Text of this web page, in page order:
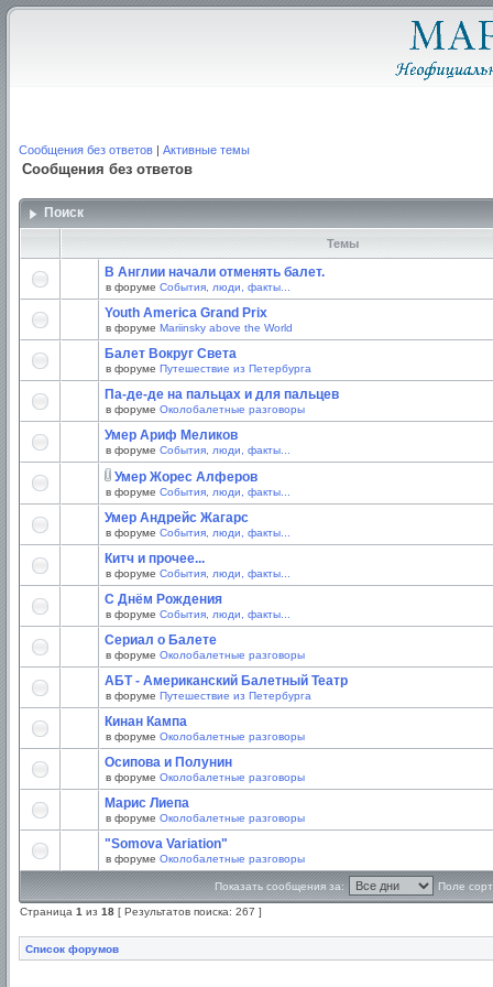
Сообщения без ответов | Активные темы
Сообщения без ответов
Поиск
Темы
В Англии начали отменять балет.
в форуме События, люди, факты...
Youth America Grand Prix
в форуме Mariinsky above the World
Балет Вокруг Света
в форуме Путешествие из Петербурга
Па-де-де на пальцах и для пальцев
в форуме Околобалетные разговоры
Умер Ариф Меликов
в форуме События, люди, факты...
Умер Жорес Алферов
в форуме События, люди, факты...
Умер Андрейс Жагарс
в форуме События, люди, факты...
Китч и прочее...
в форуме События, люди, факты...
С Днём Рождения
в форуме События, люди, факты...
Сериал о Балете
в форуме Околобалетные разговоры
АБТ - Американский Балетный Театр
в форуме Путешествие из Петербурга
Кинан Кампа
в форуме Околобалетные разговоры
Осипова и Полунин
в форуме Околобалетные разговоры
Марис Лиепа
в форуме Околобалетные разговоры
"Somova Variation"
в форуме Околобалетные разговоры
Показать сообщения за: Поле
Страница 1 из 18 [ Результатов поиска: 267 ]
Список форумов